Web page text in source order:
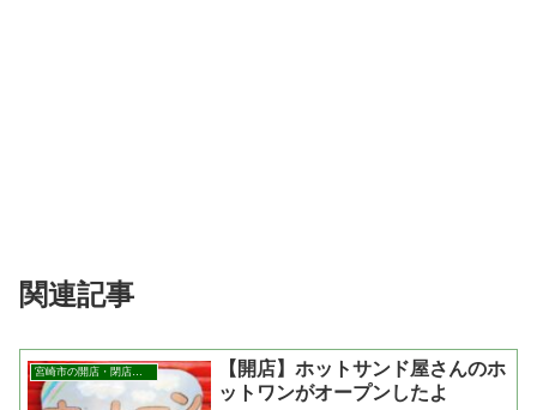
関連記事
宮崎市の開店・閉店まとめ
【開店】ホットサンド屋さんのホ
ットワンがオープンしたよ